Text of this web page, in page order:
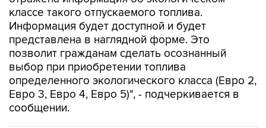
представлена в наглядной форме. Это
позволит гражданам сделать осознанный
выбор при приобретении топлива
определенного экологического класса (Евро 2,
Евро 3, Евро 4, Евро 5)", - подчеркивается в
сообщении.
В РОССИИ